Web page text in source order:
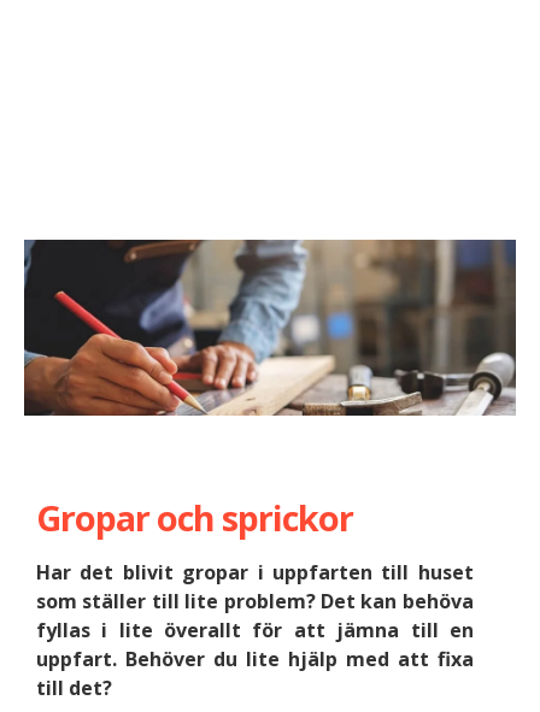
Gropar och sprickor
Har det blivit gropar i uppfarten till huset
som ställer till lite problem? Det kan behöva
fyllas i lite överallt för att jämna till en
uppfart. Behöver du lite hjälp med att fixa
till det?